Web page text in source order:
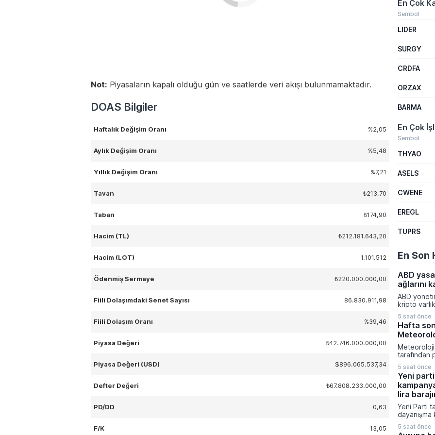
Not: Piyasaların kapalı olduğu gün ve saatlerde veri akışı bulunmamaktadır.
DOAS Bilgiler
Haftalık Değişim Oranı %2,05
Aylık Değişim Oranı %5,48
Yıllık Değişim Oranı %7,21
Tavan ₺213,70
Taban ₺174,90
Hacim (TL) ₺212.181.643,20
Hacim (LOT) 1.101.512
Ödenmiş Sermaye ₺220.000.000,00
Fiili Dolaşımdaki Senet Sayısı 86.830.911,98
Fiili Dolaşım Oranı %39,46
Piyasa Değeri ₺42.746.000.000,00
Piyasa Değeri (USD) $896.065.537,34
Defter Değeri ₺67.808.233.000,00
PD/DD 0,63
F/K 13,05
En Çok
Sembol
LIDER
SURGY
CRDFA
ORZAX
BARMA
En Çok
Sembol
THYAO
ASELS
CWENE
EREGL
TUPRS
En Son
ABD
ağlarını
ABD
kripto
yeni
aldı.
platformu
sistemi
edildi.
5 saat önce
Hafta
tarafından
boyunca
bölümünde
hava
civarında
ile
yağış
tahmin
5 saat önce
Yeni parti
lira
Yeni Parti
dayanışma
sürede 300
5 saat önce